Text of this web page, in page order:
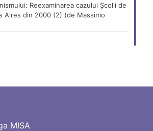
Reexaminarea cazului Școlii de
Aires din 2000 (2) (de Massimo
MISA